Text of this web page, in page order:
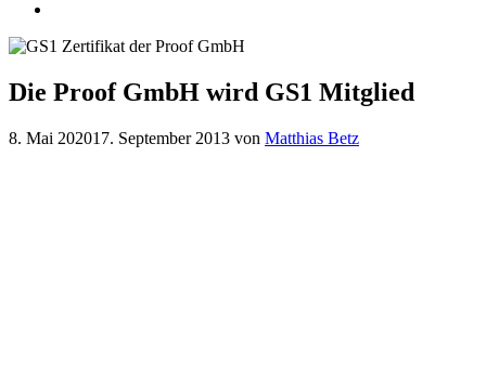
Die Proof GmbH wird GS1 Mitglied
8. Mai 202017. September 2013 von Matthias Betz